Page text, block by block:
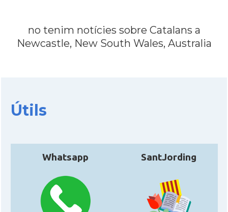
Consolat Consolat general a Sydney
no tenim notícies sobre Catalans a
Newcastle, New South Wales, Australia
Útils
Whatsapp SantJording